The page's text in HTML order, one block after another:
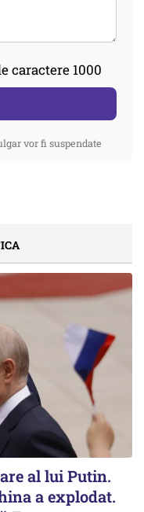
caractere 1000
vor fi suspendate
al lui Putin.
a explodat.